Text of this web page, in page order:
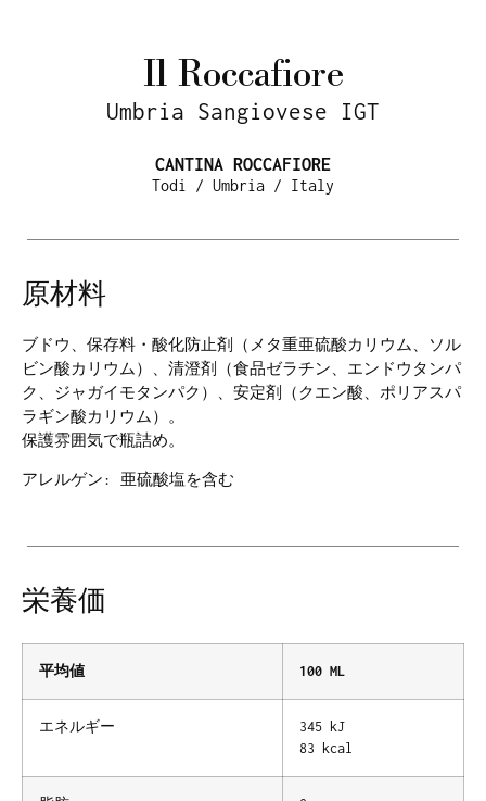
Il Roccafiore
Umbria Sangiovese IGT
CANTINA ROCCAFIORE
Todi / Umbria / Italy
原材料
ブドウ、保存料・酸化防止剤（メタ重亜硫酸カリウム、ソル
ビン酸カリウム）、清澄剤（食品ゼラチン、エンドウタンパ
ク、ジャガイモタンパク）、安定剤（クエン酸、ポリアスパ
ラギン酸カリウム）。
保護雰囲気で瓶詰め。
アレルゲン: 亜硫酸塩を含む
栄養価
平均値 100 ML
エネルギー
345 kJ
83 kcal